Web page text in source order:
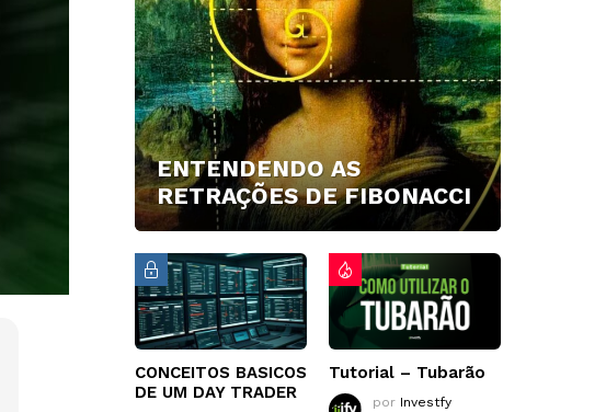
ENTENDENDO AS
RETRAÇÕES DE FIBONACCI
CONCEITOS BASICOS
DE UM DAY TRADER
Tutorial – Tubarão
por Investfy